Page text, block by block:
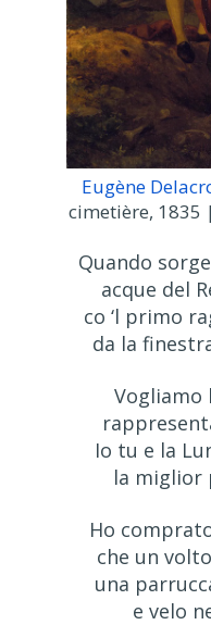
Eugène
cimetière, 1835
Quando
acque del
co ‘l primo
da la
Vogliamo
Io tu e la
la miglior
Ho
che un
una
e velo